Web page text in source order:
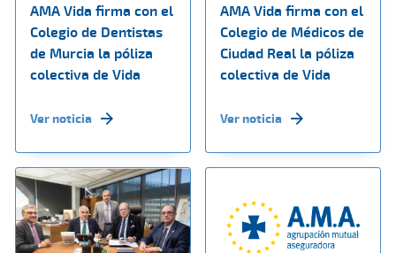
AMA Vida firma con el
Colegio de Dentistas
de Murcia la póliza
colectiva de Vida
Ver noticia
AMA Vida firma con el
Colegio de Médicos de
Ciudad Real la póliza
colectiva de Vida
Ver noticia